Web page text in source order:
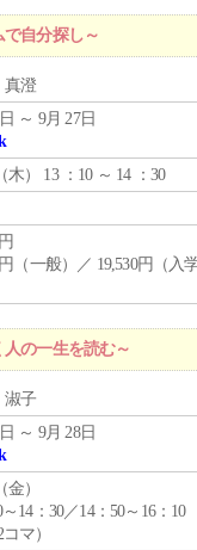
自分探し～
澄
～ 9月 27日
木） 13 ：10 ～ 14 ：30
（一般）／ 19,530円（入
の一生を読む～
子
～ 9月 28日
金）
～14：30／14：50～16：10
コマ）